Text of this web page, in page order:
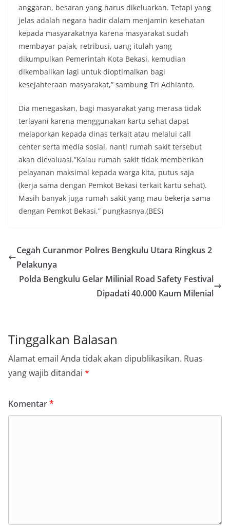
anggaran, besaran yang harus dikeluarkan. Tetapi yang
jelas adalah negara hadir dalam menjamin kesehatan
kepada masyarakatnya karena masyarakat sudah
membayar pajak, retribusi, uang itulah yang
dikumpulkan Pemerintah Kota Bekasi, kemudian
dikembalikan lagi untuk dioptimalkan bagi
kesejahteraan masyarakat,” sambung Tri Adhianto.
Dia menegaskan, bagi masyarakat yang merasa tidak
terlayani karena menggunakan kartu sehat dapat
melaporkan kepada dinas terkait atau melalui call
center serta media sosial, nanti rumah sakit tersebut
akan dievaluasi.”Kalau rumah sakit tidak memberikan
pelayanan maksimal kepada warga kita, putus saja
(kerja sama dengan Pemkot Bekasi terkait kartu sehat).
Masih banyak juga rumah sakit yang mau bekerja sama
dengan Pemkot Bekasi‎,” pungkasnya.(BES)
Cegah Curanmor Polres Bengkulu Utara Ringkus 2
Pelakunya
Polda Bengkulu Gelar Milinial Road Safety Festival
Dipadati 40.000 Kaum Milenial
Tinggalkan Balasan
Alamat email Anda tidak akan dipublikasikan. Ruas
yang wajib ditandai *
Komentar*